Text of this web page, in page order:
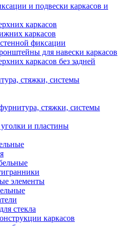
и подвески каркасов и
каркасов
каркасов
фиксации
для навески каркасов
каркасов без задней
стяжки, системы
стяжки, системы
и пластины
элементы
стекла
каркасов